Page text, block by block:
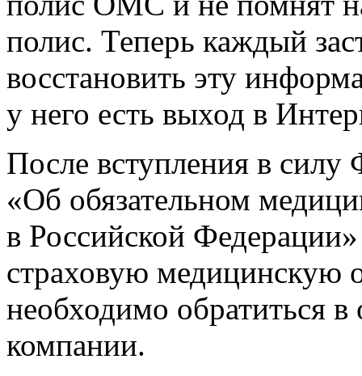
полис. Теперь каждый
восстановить эту
у него есть выход в
После вступления в силу
«Об обязательном
в Российской
страховую медицинскую
необходимо обратиться
компании.